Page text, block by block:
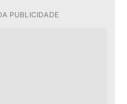
PUBLICIDADE